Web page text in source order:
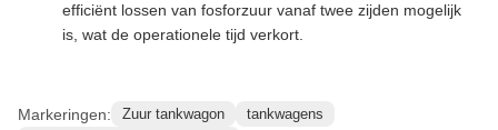
efficiënt lossen van fosforzuur vanaf twee zijden mogelijk
is, wat de operationele tijd verkort.
Markeringen: Zuur tankwagon
tankwagens